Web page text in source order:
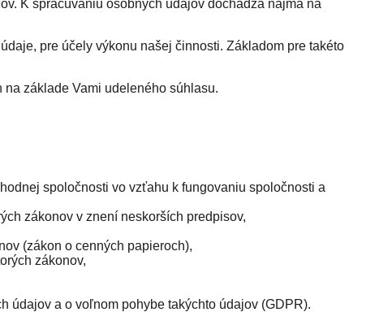
K spracúvaniu osobných údajov dochádza najmä na
pre účely výkonu našej činnosti. Základom pre takéto
základe Vami udeleného súhlasu.
spoločnosti vo vzťahu k fungovaniu spoločnosti a
zákonov v znení neskorších predpisov,
(zákon o cenných papieroch),
zákonov,
údajov a o voľnom pohybe takýchto údajov (GDPR).